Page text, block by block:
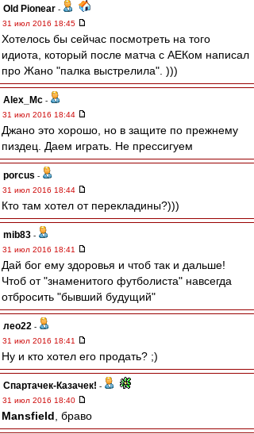
Old Pionear -
31 июл 2016 18:45
Хотелось бы сейчас посмотреть на того
идиота, который после матча с АЕКом написал
про Жано "палка выстрелила". )))
Alex_Mc -
31 июл 2016 18:44
Джано это хорошо, но в защите по прежнему
пиздец. Даем играть. Не прессигуем
porcus -
31 июл 2016 18:44
Кто там хотел от перекладины?)))
mib83 -
31 июл 2016 18:41
Дай бог ему здоровья и чтоб так и дальше!
Чтоб от "знаменитого футболиста" навсегда
отбросить "бывший будущий"
лео22 -
31 июл 2016 18:41
Ну и кто хотел его продать? ;)
Спартачек-Казачек! -
31 июл 2016 18:40
Mansfield , браво